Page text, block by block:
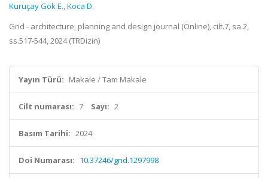
Kuruçay Gök E.,Koca D.
Grid - architecture, planning and design journal (Online), cilt.7, sa.2,
ss.517-544, 2024 (TRDizin)
Yayın Türü: Makale / Tam Makale
Cilt numarası: 7 Sayı: 2
Basım Tarihi: 2024
Doi Numarası: 10.37246/grid.1297998